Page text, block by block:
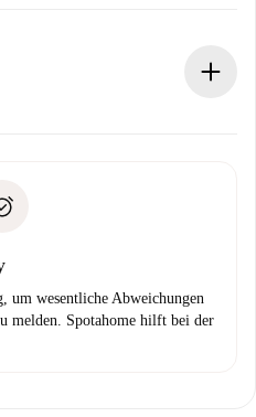
muss, entstehen keine
um wesentliche Abweichungen
melden. Spotahome hilft bei der